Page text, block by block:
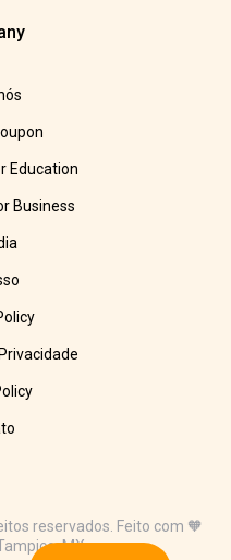
Education
Business
reservados. Feito com 🧡
MX